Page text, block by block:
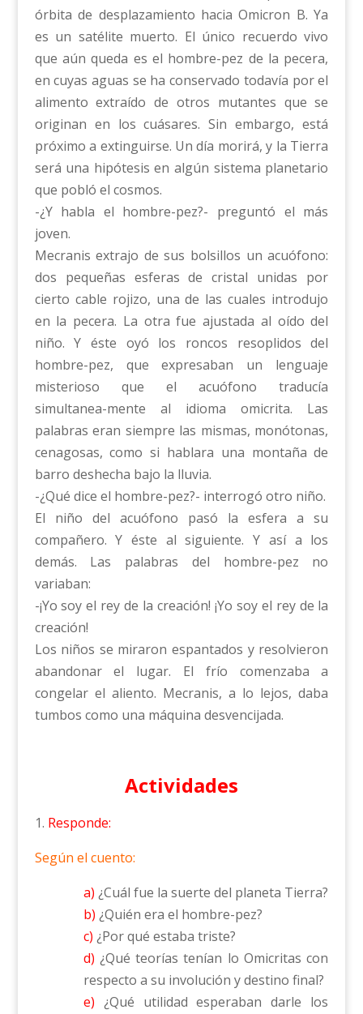
órbita de desplazamiento hacia Omicron B. Ya
es un satélite muerto. El único recuerdo vivo
que aún queda es el hombre-pez de la pecera,
en cuyas aguas se ha conservado todavía por el
alimento extraído de otros mutantes que se
originan en los cuásares. Sin embargo, está
próximo a extinguirse. Un día morirá, y la Tierra
será una hipótesis en algún sistema planetario
que pobló el cosmos.
-¿Y habla el hombre-pez?- preguntó el más
joven.
Mecranis extrajo de sus bolsillos un acuófono:
dos pequeñas esferas de cristal unidas por
cierto cable rojizo, una de las cuales introdujo
en la pecera. La otra fue ajustada al oído del
niño. Y éste oyó los roncos resoplidos del
hombre-pez, que expresaban un lenguaje
misterioso que el acuófono traducía
simultanea-mente al idioma omicrita. Las
palabras eran siempre las mismas, monótonas,
cenagosas, como si hablara una montaña de
barro deshecha bajo la lluvia.
-¿Qué dice el hombre-pez?- interrogó otro niño.
El niño del acuófono pasó la esfera a su
compañero. Y éste al siguiente. Y así a los
demás. Las palabras del hombre-pez no
variaban:
-¡Yo soy el rey de la creación! ¡Yo soy el rey de la
creación!
Los niños se miraron espantados y resolvieron
abandonar el lugar. El frío comenzaba a
congelar el aliento. Mecranis, a lo lejos, daba
tumbos como una máquina desvencijada.
Actividades
1. Responde:
Según el cuento:
a) ¿Cuál fue la suerte del planeta Tierra?
b) ¿Quién era el hombre-pez?
c) ¿Por qué estaba triste?
d) ¿Qué teorías tenían lo Omicritas con
respecto a su involución y destino final?
e) ¿Qué utilidad esperaban darle los